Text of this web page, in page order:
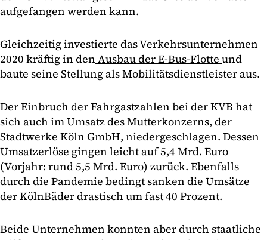
aufgefangen werden kann.
Gleichzeitig investierte das Verkehrsunternehmen
2020 kräftig in den Ausbau der E-Bus-Flotte und
baute seine Stellung als Mobilitätsdienstleister aus.
Der Einbruch der Fahrgastzahlen bei der KVB hat
sich auch im Umsatz des Mutterkonzerns, der
Stadtwerke Köln GmbH, niedergeschlagen. Dessen
Umsatzerlöse gingen leicht auf 5,4 Mrd. Euro
(Vorjahr: rund 5,5 Mrd. Euro) zurück. Ebenfalls
durch die Pandemie bedingt sanken die Umsätze
der KölnBäder drastisch um fast 40 Prozent.
Beide Unternehmen konnten aber durch staatliche